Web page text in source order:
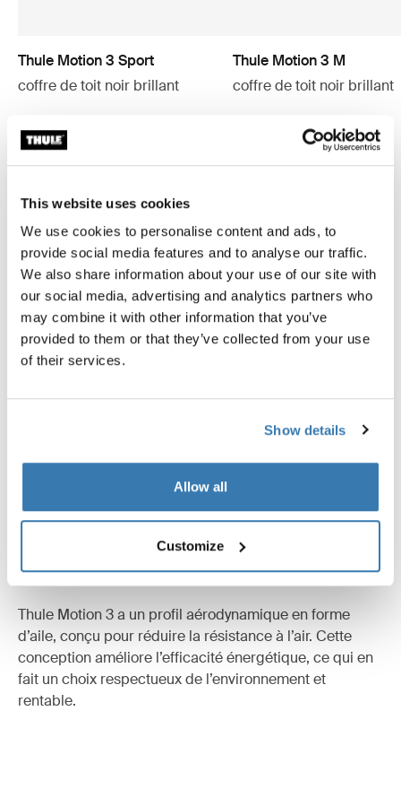
This website uses cookies
We use cookies to personalise content and ads, to
provide social media features and to analyse our traffic.
We also share information about your use of our site with
our social media, advertising and analytics partners who
may combine it with other information that you’ve
provided to them or that they’ve collected from your use
of their services.
Show details
Allow all
Customize
Thule Motion 3 Sport
coffre de toit noir brillant
Thule Motion 3 M
coffre de toit noir brillant
C’est pourquoi vous allez
adorer Thule Motion 3
Design aérodynamique pour plus
d’efficacité
Thule Motion 3 a un profil aérodynamique en forme
d’aile, conçu pour réduire la résistance à l’air. Cette
conception améliore l’efficacité énergétique, ce qui en
fait un choix respectueux de l’environnement et
rentable.